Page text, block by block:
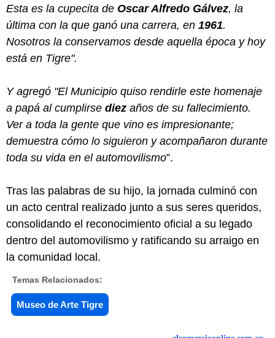
Esta es la cupecita de Oscar Alfredo Gálvez, la
última con la que ganó una carrera, en 1961.
Nosotros la conservamos desde aquella época y hoy
está en Tigre".
Y agregó "El Municipio quiso rendirle este homenaje
a papá al cumplirse diez años de su fallecimiento.
Ver a toda la gente que vino es impresionante;
demuestra cómo lo siguieron y acompañaron durante
toda su vida en el automovilismo”.
Tras las palabras de su hijo, la jornada culminó con
un acto central realizado junto a sus seres queridos,
consolidando el reconocimiento oficial a su legado
dentro del automovilismo y ratificando su arraigo en
la comunidad local.
Temas Relacionados:
Museo de Arte Tigre